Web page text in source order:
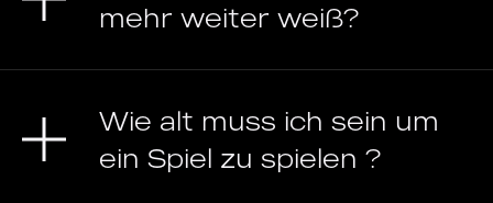
mehr weiter weiß?
Wie alt muss ich sein um
ein Spiel zu spielen ?